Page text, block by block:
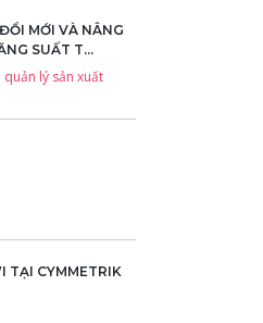
MỚI VÀ NÂNG
SUẤT T...
lý sản xuất
TẠI CYMMETRIK